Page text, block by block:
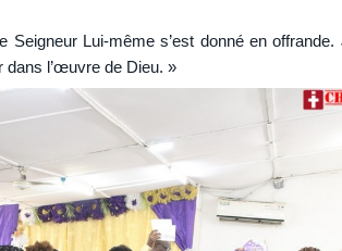
Seigneur Lui-même s’est donné en
dans l’œuvre de Dieu. »